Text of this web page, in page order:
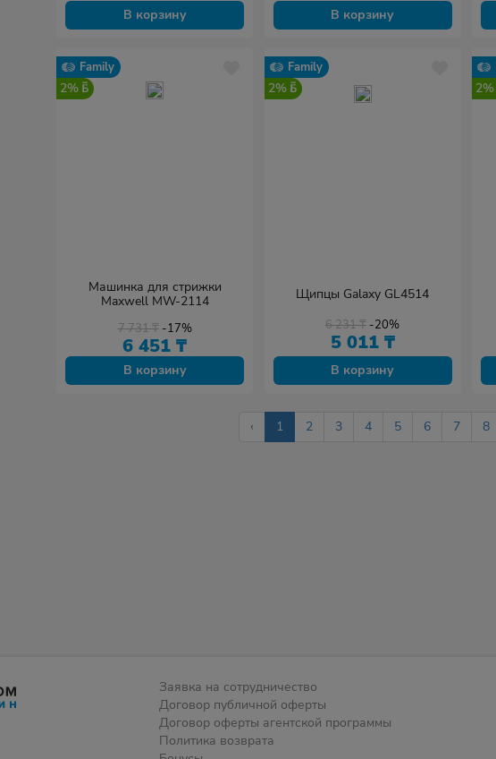
В корзину В корзину
Family
2%
Машинка для стрижки
Maxwell MW-2114
7 731₸ -17%
6 451 ₸
В корзину
Family
2%
Щипцы Galaxy GL4514
6 231₸ -20%
5 011 ₸
В корзину
2%
‹ 1 2 3 4 5 6 7 8
Заявка на сотрудничество
Договор публичной оферты
Договор оферты агентской программы
Политика возврата